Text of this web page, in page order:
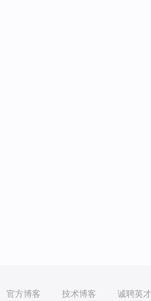
官方博客 技术博客 诚聘英才